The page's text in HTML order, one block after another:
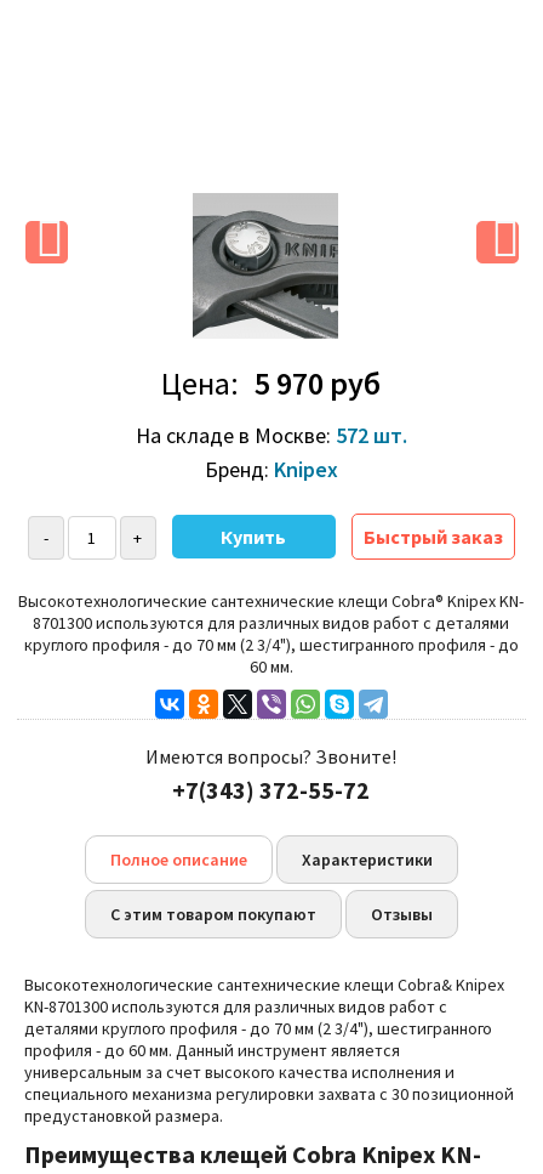
Цена: 5 970 руб
На складе в Москве: 572 шт.
Бренд: Knipex
Быстрый заказ
Высокотехнологические сантехнические клещиCobra® Knipex KN-
8701300используются для различных видов работ с деталями
круглого профиля - до 70 мм (2 3/4"), шестигранного профиля - до
60 мм.
Имеются вопросы? Звоните!
+7(343) 372-55-72
Полное описание Характеристики
С этим товаром покупают Отзывы
Высокотехнологические сантехнические клещи Cobra&Knipex
KN-8701300используются для различных видов работ с
деталями круглого профиля - до 70 мм (2 3/4"), шестигранного
профиля - до 60 мм. Данный инструмент является
универсальным за счет высокого качества исполнения и
специального механизма регулировки захвата с 30 позиционной
предустановкой размера.
Преимущества клещей Cobra Knipex KN-